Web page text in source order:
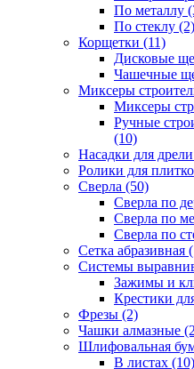
По металлу
По стеклу (2)
Корщетки (11)
Дисковые
Чашечные
Миксеры
Миксеры
Ручные
(10)
Насадки для
Ролики для
Сверла (50)
Сверла по
Сверла по
Сверла по
Сетка абразивная
Системы
Зажимы и
Крестики
Фрезы (2)
Чашки алмазные
Шлифовальная
В листах (10)